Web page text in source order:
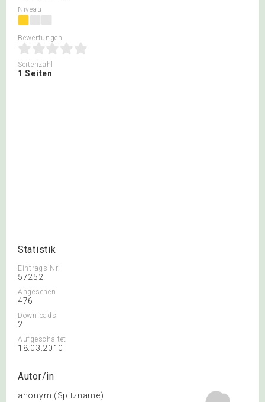
Niveau
Bewertungen
Seitenzahl
1 Seiten
Statistik
Eintrags-Nr.
57252
Angesehen
476
Downloads
2
Aufgeschaltet
18.03.2010
Autor/in
anonym (Spitzname)